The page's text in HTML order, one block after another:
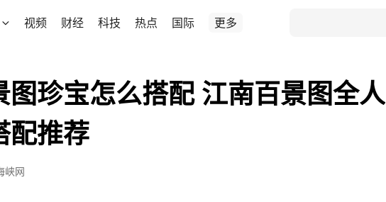
视频 财经 科技 热点 国际 更多
图珍宝怎么搭配 江南百景图全人
配推荐
峡网